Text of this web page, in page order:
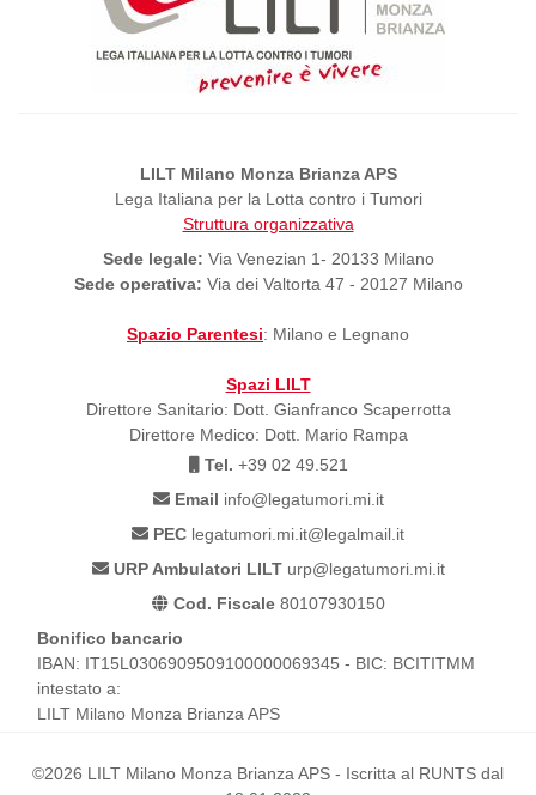
LILT Milano Monza Brianza APS
Lega Italiana per la Lotta contro i Tumori
Struttura organizzativa
Sede legale: Via Venezian 1- 20133 Milano
Sede operativa: Via dei Valtorta 47 - 20127 Milano
Spazio Parentesi: Milano e Legnano
Spazi LILT
Direttore Sanitario: Dott. Gianfranco Scaperrotta
Direttore Medico: Dott. Mario Rampa
Tel. +39 02 49.521
Email info@legatumori.mi.it
PEC legatumori.mi.it@legalmail.it
URP Ambulatori LILTurp@legatumori.mi.it
Cod. Fiscale80107930150
Bonifico bancario
IBAN: IT15L0306909509100000069345 - BIC: BCITITMM
intestato a:
LILT Milano Monza Brianza APS
©2026 LILT Milano Monza Brianza APS - Iscritta al RUNTS dal